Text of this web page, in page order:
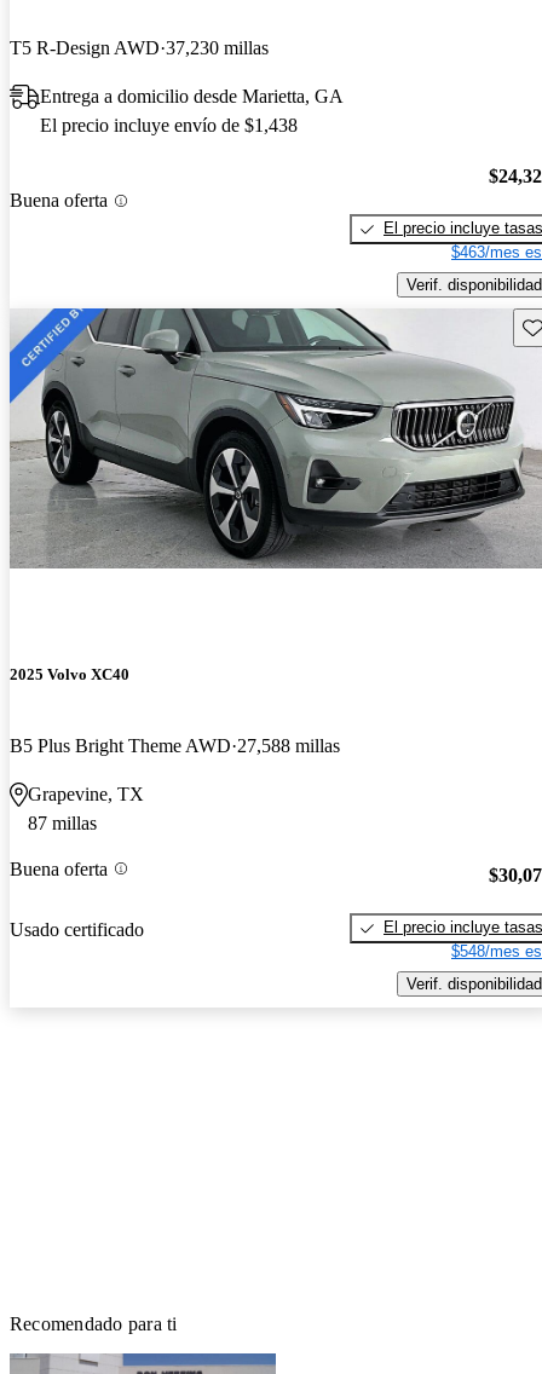
T5 R-Design AWD 37,230 millas
Entrega a domicilio desde Marietta, GA
El precio incluye envío de $1,438
Buena oferta
El precio incluye tasas
$463/mes
Verif. disponibilidad
2025 Volvo XC40
B5 Plus Bright Theme AWD 27,588 millas
Grapevine, TX
87 millas
Buena oferta
Usado certificado
El precio incluye tasas
$548/mes
Verif. disponibilidad
Recomendado para ti